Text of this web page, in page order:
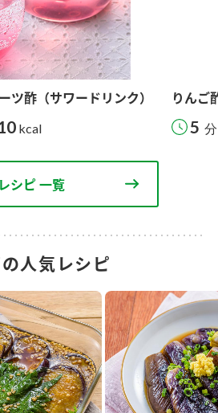
ツ酢（サワードリンク）
kcal
りんご
5
シピ 一覧
人気レシピ